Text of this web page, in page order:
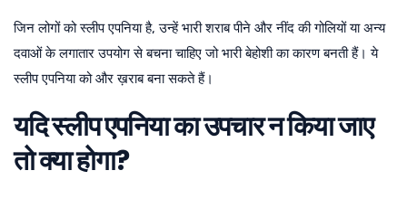
जिन लोगों को स्लीप एपनिया है, उन्हें भारी शराब पीने और नींद की गोलियों या अन्य
दवाओं के लगातार उपयोग से बचना चाहिए जो भारी बेहोशी का कारण बनती हैं। ये
स्लीप एपनिया को और ख़राब बना सकते हैं।
यदि स्लीप एपनिया का उपचार न किया जाए
तो क्या होगा?